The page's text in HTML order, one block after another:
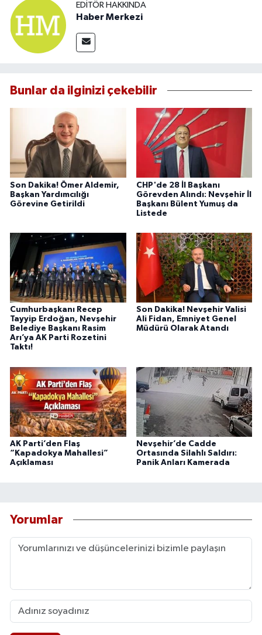
EDITÖR HAKKINDA
Haber Merkezi
Bunlar da ilginizi çekebilir
Son Dakika! Ömer Aldemir,
Başkan Yardımcılığı
Görevine Getirildi
CHP'de 28 İl Başkanı
Görevden Alındı: Nevşehir İl
Başkanı Bülent Yumuş da
Listede
Cumhurbaşkanı Recep
Tayyip Erdoğan, Nevşehir
Belediye Başkanı Rasim
Arı’ya AK Parti Rozetini
Taktı!
Son Dakika! Nevşehir Valisi
Ali Fidan, Emniyet Genel
Müdürü Olarak Atandı
AK Parti’den Flaş
“Kapadokya Mahallesi”
Açıklaması
Nevşehir’de Cadde
Ortasında Silahlı Saldırı:
Panik Anları Kamerada
Yorumlar